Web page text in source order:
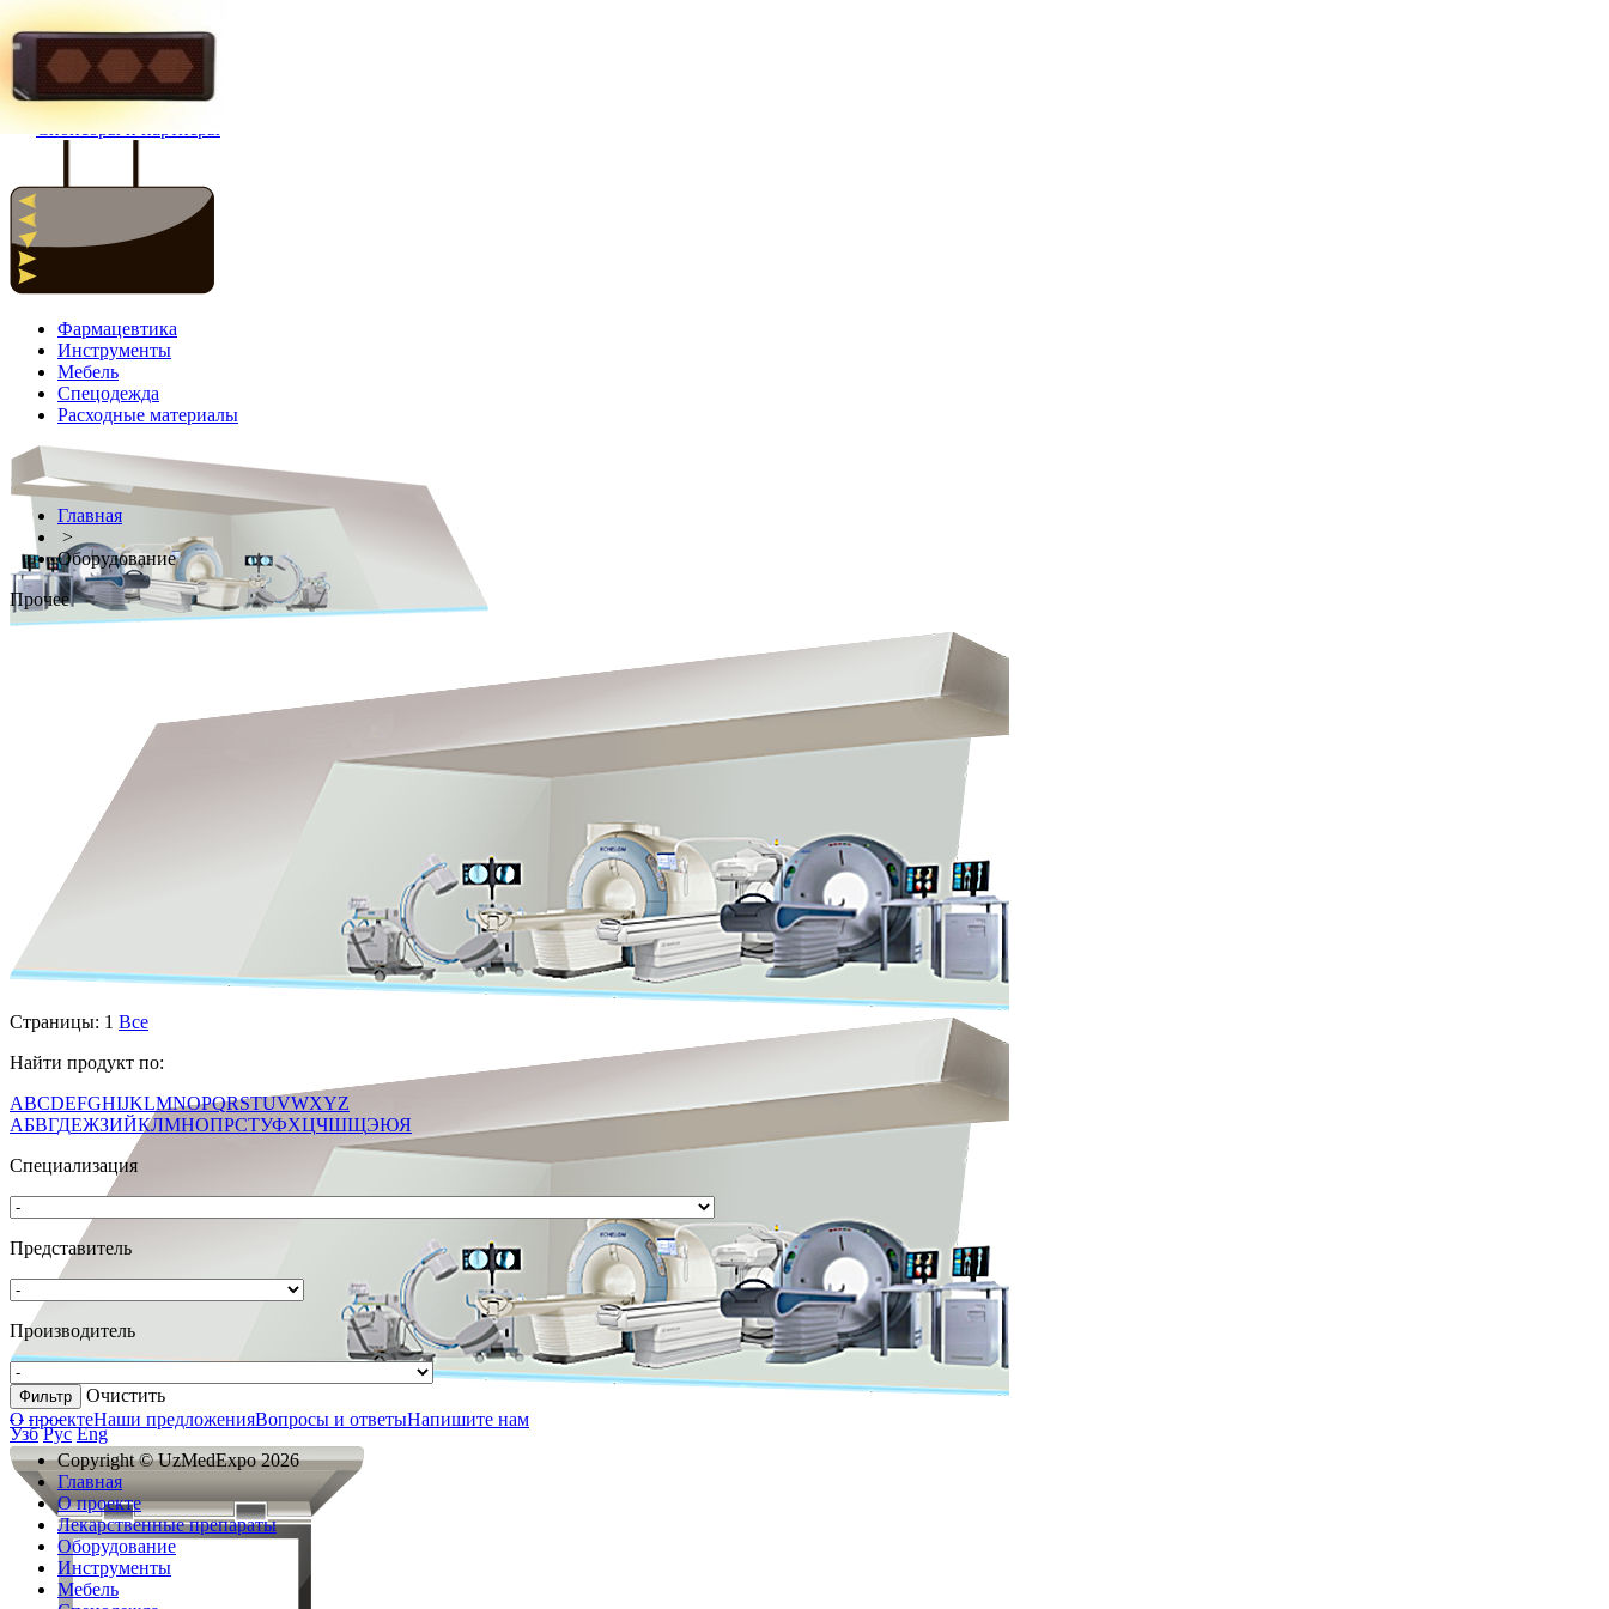
Главная
Новости
Спонсоры и партнёры
Фармацевтика
Инструменты
Мебель
Спецодежда
Расходные материалы
Узб Рус Eng
Главная
>
Оборудование
Прочее
Страницы: 1 Все
Найти продукт по:
ABCDEFGHIJKLMNOPQRSTUVWXYZ
АБВГДЕЖЗИЙКЛМНОПРСТУФХЦЧШЩЭЮЯ
Специализация
Представитель
Производитель
Очистить
О проектеНаши предложенияВопросы и ответыНапишите нам
Copyright © UzMedExpo 2026
Главная
О проекте
Лекарственные препараты
Оборудование
Инструменты
Мебель